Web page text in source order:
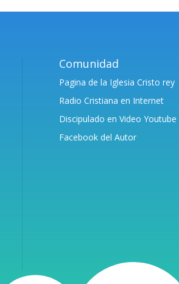
Comunidad
Pagina de la Iglesia Cristo rey
Radio Cristiana en Internet
Discipulado en Video Youtube
Facebook del Autor